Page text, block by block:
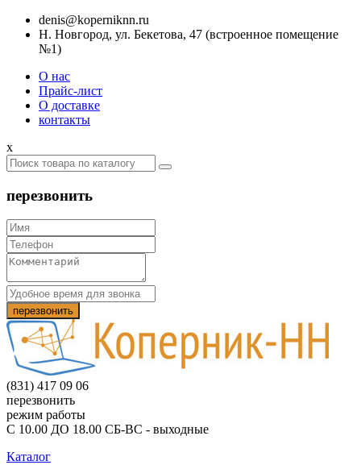
denis@koperniknn.ru
Н. Новгород, ул. Бекетова, 47 (встроенное помещение
№1)
О нас
Прайс-лист
О доставке
контакты
x
перезвонить
(831) 417 09 06
перезвонить
режим работы
С 10.00 ДО 18.00 СБ-ВС - выходные
Каталог